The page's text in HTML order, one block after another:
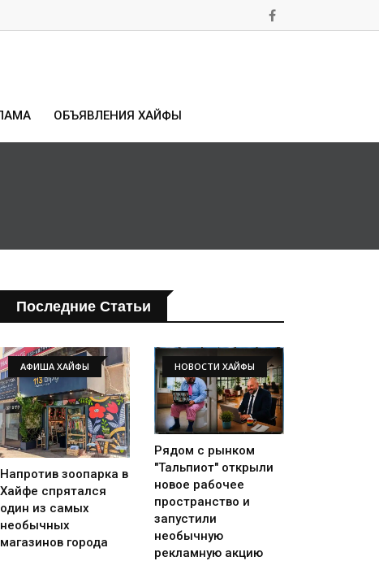
ОБЪЯВЛЕНИЯ ХАЙФЫ
Последние Статьи
АФИША ХАЙФЫ
Напротив зоопарка в
Хайфе спрятался
один из самых
необычных
магазинов города
НОВОСТИ ХАЙФЫ
Рядом с рынком
"Тальпиот" открыли
новое рабочее
пространство и
запустили
необычную
рекламную акцию